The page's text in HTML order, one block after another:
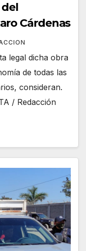
Cárdenas
legal dicha obra
de todas las
consideran.
/ Redacción